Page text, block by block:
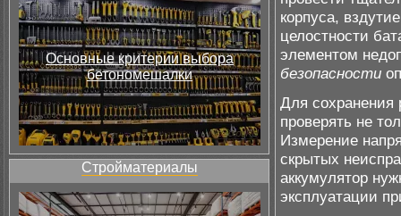
Основные критерии выбора
бетономешалки
Стройматериалы
корпуса,
целостности
элементом
безопасности
Для сохранения
проверять не
Измерение
скрытых
аккумулятор
эксплуатации